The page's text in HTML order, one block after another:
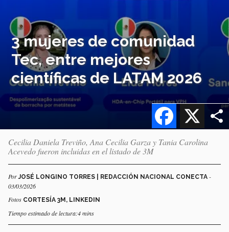
3 mujeres de comunidad
Tec, entre mejores
científicas de LATAM 2026
X
Facebook
Cecilia Daniela Treviño, Ana Cecilia Garza y Tania Carolina
Acevedo fueron incluidas en el listado de 3M
PorJOSÉ LONGINO TORRES | REDACCIÓN NACIONAL CONECTA -
03/03/2026
Fotos CORTESÍA 3M, LINKEDIN
Tiempo estimado de lectura:4 mins